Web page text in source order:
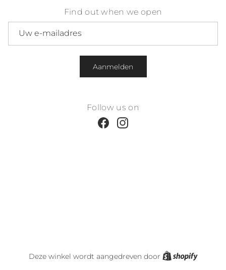
Find out when we open
Aanmelden
Follow us on
FacebookInstagram
Deze winkel wordt aangedreven door Shopify